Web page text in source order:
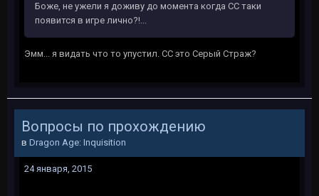
Боже, не ужели я доживу до момента когда СС таки
появится в игре лично?!...
Эмм... я видать что то упустил. СС это Серый Страж?
Вопросы по прохождению
в Dragon Age: Inquisition
24 января, 2015